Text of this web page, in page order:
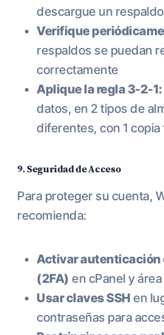
descargue un
Verifique
respaldos se puedan
correctamente
Aplique la regla 3-2-1:
datos, en 2 tipos de
diferentes, con 1
9. Seguridad de Acceso
Para proteger su cuenta,
recomienda:
Activar autenticación
(2FA) en cPanel y
Usar claves SSH en
contraseñas para